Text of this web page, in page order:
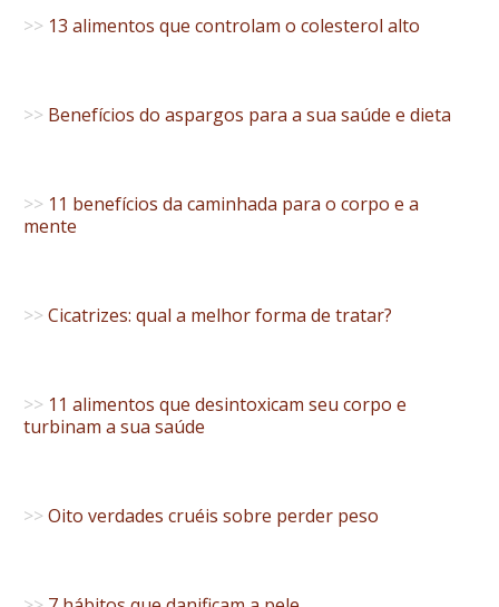
>> 13 alimentos que controlam o colesterol alto
>> Benefícios do aspargos para a sua saúde e dieta
>> 11 benefícios da caminhada para o corpo e a
mente
>> Cicatrizes: qual a melhor forma de tratar?
>> 11 alimentos que desintoxicam seu corpo e
turbinam a sua saúde
>> Oito verdades cruéis sobre perder peso